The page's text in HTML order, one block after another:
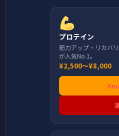
プロテイン
筋力アップ・リカバ
が人気No.1。
¥2,500〜¥8,000